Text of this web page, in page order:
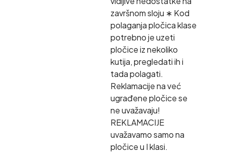
završnom sloju ∗ Kod
polaganja pločica klase
potrebno je uzeti
pločice iz nekoliko
kutija, pregledati ih i
tada polagati.
Reklamacije na već
ugrađene pločice se
ne uvažavaju!
REKLAMACIJE
uvažavamo samo na
pločice u I klasi.